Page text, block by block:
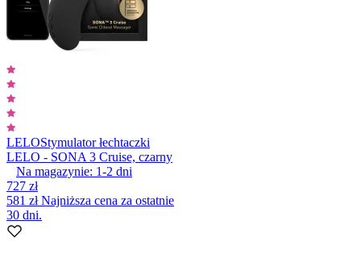
LELOStymulator łechtaczki
LELO - SONA 3 Cruise, czarny
Na magazynie: 1-2 dni
727 zł
581 złNajniższa cena za ostatnie
30 dni.